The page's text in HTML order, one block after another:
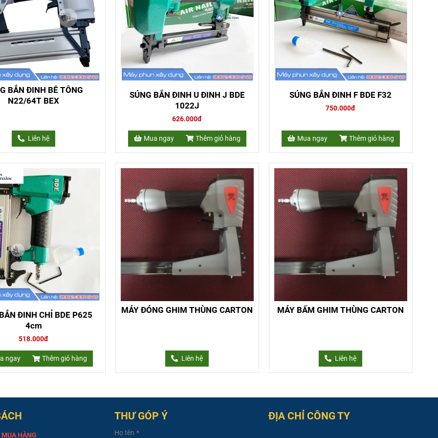
BẮN ĐINH BÊ TÔNG
N22/64T BEX
Liên hệ
SÚNG BẮN ĐINH U ĐINH J BDE
1022J
626.000đ
Mua ngay Thêm giỏ hàng
SÚNG BẮN ĐINH F BDE F32
750.000đ
Mua ngay Thêm giỏ hàng
ĐINH CHỈ BDE P625
4cm
518.000đ
ngay Thêm giỏ hàng
MÁY ĐÓNG GHIM THÙNG CARTON
Liên hệ
MÁY BẤM GHIM THÙNG CARTON
Liên hệ
HÀNG
THƯ GÓP Ý
Họ tên
ĐỊA CHỈ CÔNG TY